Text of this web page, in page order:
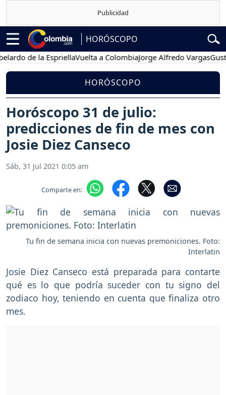
HORÓSCOPO
de la EspriellaVuelta a ColombiaJorge Alfredo VargasGustavo
HORÓSCOPO
Horóscopo 31 de julio:
predicciones de fin de mes con
Josie Diez Canseco
Sáb, 31 Jul 2021 0:05 am
Comparte en:
Tu fin de semana inicia con nuevas premoniciones. Foto:
Interlatin
Josie Diez Canseco está preparada para contarte
qué es lo que podría suceder con tu signo del
zodiaco hoy, teniendo en cuenta que finaliza otro
mes.